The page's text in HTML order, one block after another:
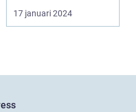
de kommande
årtiondena
utmanar den
etablerade normen...
17 januari 2024